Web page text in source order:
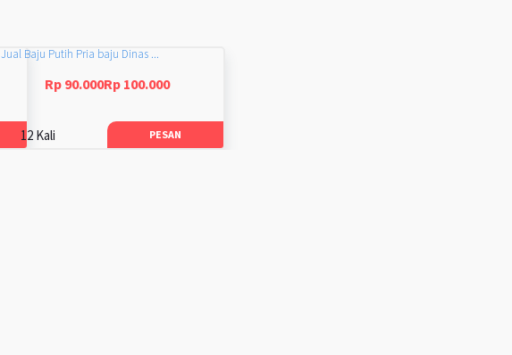
Jual Baju Putih Pria baju Dinas ...
Rp 90.000Rp 100.000
12 Kali PESAN